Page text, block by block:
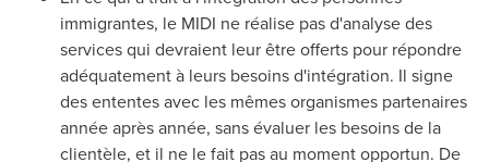
immigrantes, le MIDI ne réalise pas d'analyse des
services qui devraient leur être offerts pour répondre
adéquatement à leurs besoins d'intégration. Il signe
des ententes avec les mêmes organismes partenaires
année après année, sans évaluer les besoins de la
clientèle, et il ne le fait pas au moment opportun. De